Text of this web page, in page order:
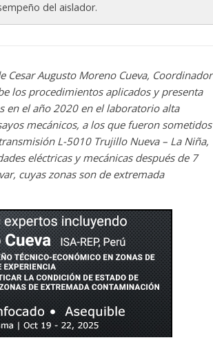
del aislador.
Cesar Augusto Moreno Cueva, Coordinador
los procedimientos aplicados y presenta
en el año 2020 en el laboratorio alta
mecánicos, a los que fueron sometidos
L-5010 Trujillo Nueva – La Niña,
eléctricas y mecánicas después de 7
cuyas zonas son de extremada